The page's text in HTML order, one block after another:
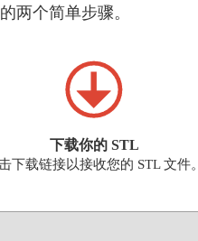
两个简单步骤。
下载你的 STL
下载链接以接收您的 STL 文件。